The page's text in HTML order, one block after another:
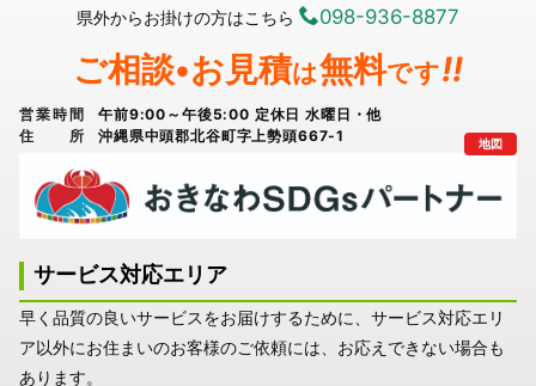
県外からお掛けの方はこちら 098-936-8877
ご相談•お見積は無料です!!
営業時間
午前9:00～午後5:00 定休日 水曜日・他
住所
沖縄県中頭郡北谷町字上勢頭667-1 地図
サービス対応エリア
早く品質の良いサービスをお届けするために、サービス対応エリ
ア以外にお住まいのお客様のご依頼には、お応えできない場合も
あります。